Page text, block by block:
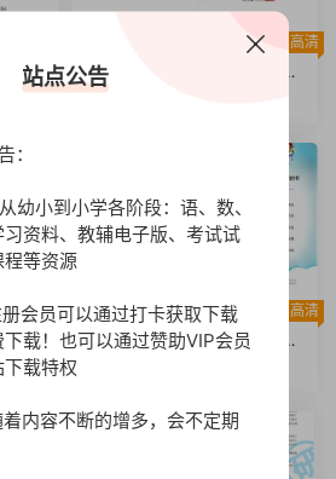
版语
（含
高清
【打印版】2023新版 53天天
练测评卷 三年级下册语文 测评
高清
天天
编人
三年级语文下册 高清
【打印版】2023新版 53天天
站点公告
：
幼小到小学各阶段：语、数、
资料、教辅电子版、考试试
等资源
会员可以通过打卡获取下载
载！也可以通过赞助VIP会员
载特权
内容不断的增多，会不定期